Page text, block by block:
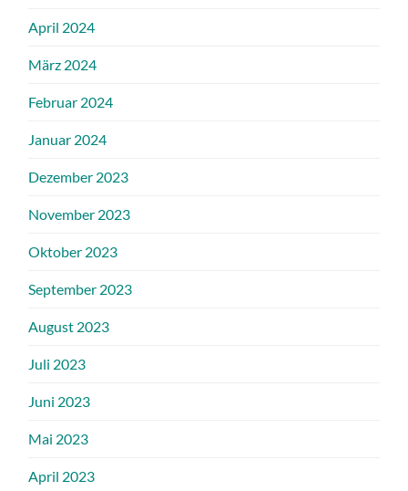
April 2024
März 2024
Februar 2024
Januar 2024
Dezember 2023
November 2023
Oktober 2023
September 2023
August 2023
Juli 2023
Juni 2023
Mai 2023
April 2023